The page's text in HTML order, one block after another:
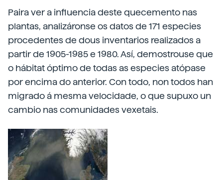
Paira ver a influencia deste quecemento nas
plantas, analizáronse os datos de 171 especies
procedentes de dous inventarios realizados a
partir de 1905-1985 e 1980. Así, demostrouse que
o hábitat óptimo de todas as especies atópase
por encima do anterior. Con todo, non todos han
migrado á mesma velocidade, o que supuxo un
cambio nas comunidades vexetais.